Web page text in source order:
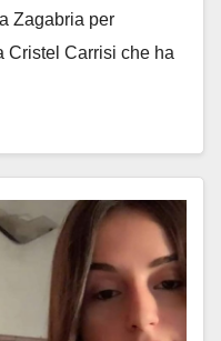
Zagabria per
Cristel Carrisi che ha